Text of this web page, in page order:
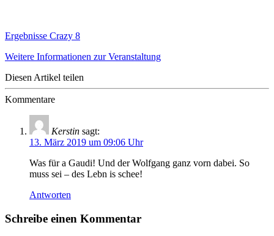
Ergebnisse Crazy 8
Weitere Informationen zur Veranstaltung
Diesen Artikel teilen
Kommentare
Kerstin sagt:
13. März 2019 um 09:06 Uhr
Was für a Gaudi! Und der Wolfgang ganz vorn dabei. So
muss sei – des Lebn is schee!
Antworten
Schreibe einen Kommentar